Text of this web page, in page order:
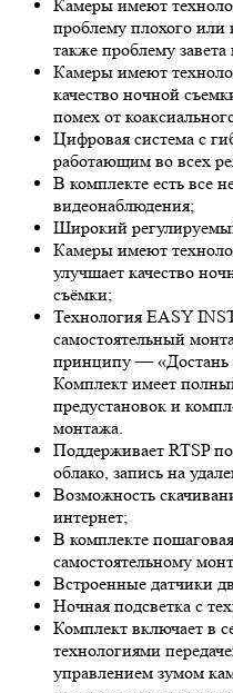
Камеры имеют
проблему плохого или
также проблему завета
Камеры имеют
качество ночной
помех от
Цифровая система с
работающим во всех
В комплекте есть все
видеонаблюдения;
Широкий
Камеры имеют
улучшает качество
съёмки;
Технология EASY
самостоятельный
принципу — «Достань
Комплект имеет
предустановок и
монтажа.
Поддерживает RTSP
облако, запись на
Возможность
интернет;
В комплекте
самостоятельному
Встроенные датчики
Ночная подсветка с
Комплект включает в
технологиями
управлением зумом